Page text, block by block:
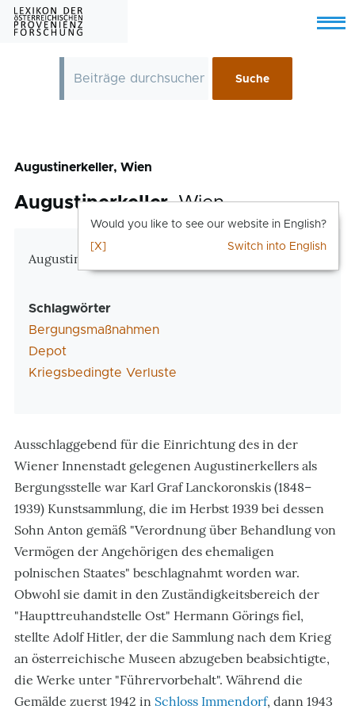
Skip to main content
Menu
Augustinerkeller, Wien
Augustinerkeller, Wien
Zusatzinformationen
Augustinerstraße 1, Wien 1
Schlagwörter
Bergungsmaßnahmen
Depot
Kriegsbedingte Verluste
Ausschlaggebend für die Einrichtung des in der
Wiener Innenstadt gelegenen Augustinerkellers als
Bergungsstelle war Karl Graf Lanckoronskis (1848–
1939) Kunstsammlung, die im Herbst 1939 bei dessen
Sohn Anton gemäß "Verordnung über Behandlung von
Vermögen der Angehörigen des ehemaligen
polnischen Staates" beschlagnahmt worden war.
Obwohl sie damit in den Zuständigkeitsbereich der
"Haupttreuhandstelle Ost" Hermann Görings fiel,
stellte Adolf Hitler, der die Sammlung nach dem Krieg
an österreichische Museen abzugeben beabsichtigte,
die Werke unter "Führervorbehalt". Während die
Gemälde zuerst 1942 in Schloss Immendorf, dann 1943
Would you like to see our website in English?
Switch into English
[X]